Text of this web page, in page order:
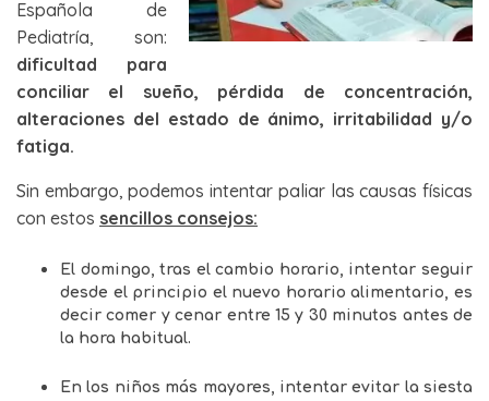
Española de
Pediatría, son:
dificultad para
conciliar el sueño, pérdida de concentración,
alteraciones del estado de ánimo, irritabilidad y/o
fatiga.
Sin embargo, podemos intentar paliar las causas físicas
con estos sencillos consejos:
El domingo, tras el cambio horario, intentar seguir
desde el principio el nuevo horario alimentario, es
decir comer y cenar entre 15 y 30 minutos antes de
la hora habitual.
En los niños más mayores, intentar evitar la siesta